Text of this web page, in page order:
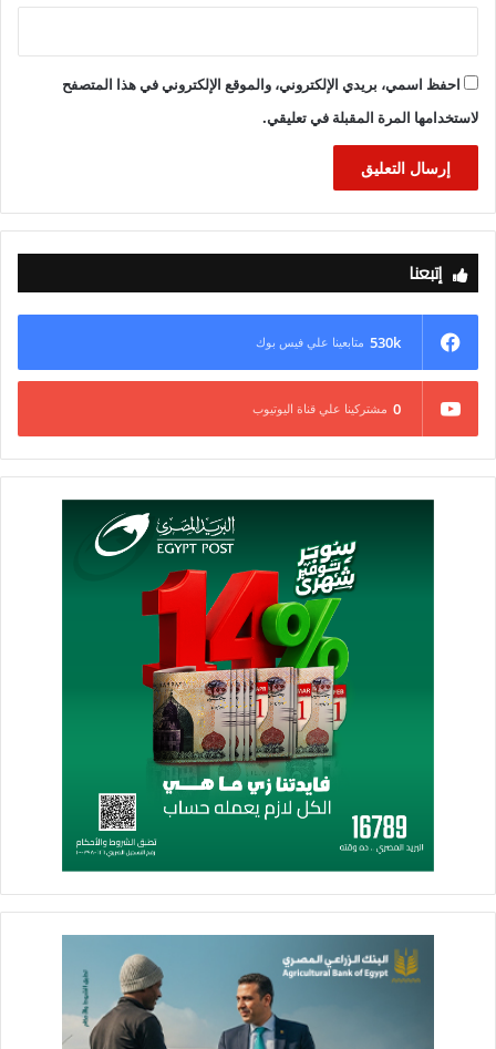
احفظ اسمي، بريدي الإلكتروني، والموقع الإلكتروني في هذا المتصفح
لاستخدامها المرة المقبلة في تعليقي.
إتبعنا
530k متابعينا علي فيس بوك
0 مشتركينا علي قناة اليوتيوب